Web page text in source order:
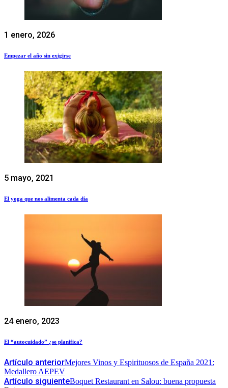
1 enero, 2026
Empezar el año sin exigirse
5 mayo, 2021
El yoga que nos alimenta cada día
24 enero, 2023
El “autocuidado” ¿se planifica?
Artículo anteriorMejores Vinos y Espirituosos de España 2021:
Medallero AEPEV
Artículo siguienteBoquet Restaurant en Salou: buena propuesta